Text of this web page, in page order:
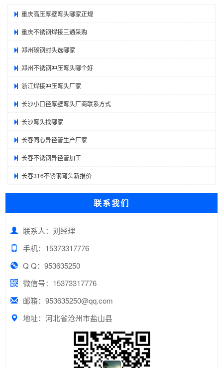
重庆高压厚壁弯头哪家正规
重庆不锈钢焊接三通采购
郑州碳钢封头选哪家
郑州不锈钢冲压弯头哪个好
浙江焊接冲压弯头厂家
长沙小口径厚壁弯头厂商联系方式
长沙弯头找哪家
长春同心异径管生产厂家
长春不锈钢异径管加工
长春316不锈钢弯头新报价
联系我们
联系人：刘经理
手机：15373317776
Q Q：953635250
微信号：15373317776
邮箱：953635250@qq.com
地址：河北省沧州市盐山县